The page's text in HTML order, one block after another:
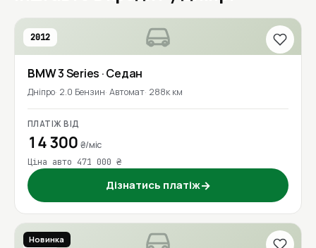
2012
BMW3 Series · Седан
Дніпро 2.0 Бензин Автомат 288к км
ПЛАТІЖ ВІД
14 300 ₴/міс
Ціна авто 471 000 ₴
Дізнатись платіж→
2020
Новинка